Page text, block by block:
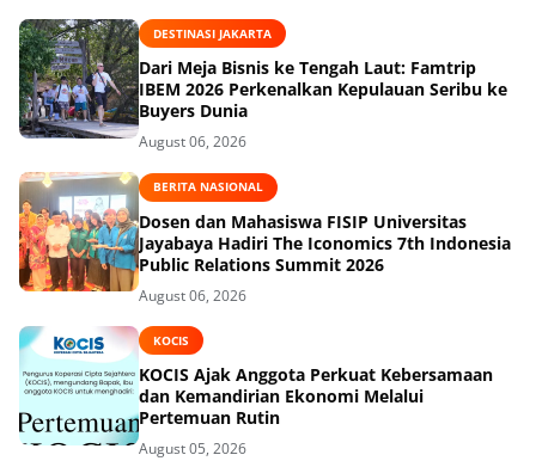
DESTINASI JAKARTA
Dari Meja Bisnis ke Tengah Laut: Famtrip
IBEM 2026 Perkenalkan Kepulauan Seribu ke
Buyers Dunia
August 06, 2026
BERITA NASIONAL
Dosen dan Mahasiswa FISIP Universitas
Jayabaya Hadiri The Iconomics 7th Indonesia
Public Relations Summit 2026
August 06, 2026
KOCIS
KOCIS Ajak Anggota Perkuat Kebersamaan
dan Kemandirian Ekonomi Melalui
Pertemuan Rutin
August 05, 2026